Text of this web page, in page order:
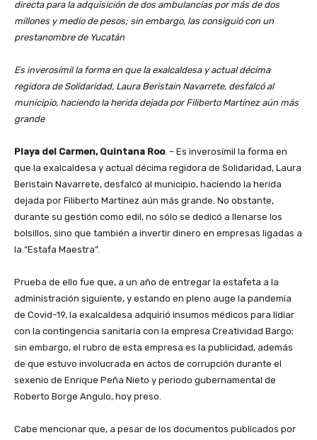
directa para la adquisición de dos ambulancias por más de dos
millones y medio de pesos; sin embargo, las consiguió con un
prestanombre de Yucatán
Es inverosímil la forma en que la exalcaldesa y actual décima
regidora de Solidaridad, Laura Beristain Navarrete, desfalcó al
municipio, haciendo la herida dejada por Filiberto Martínez aún más
grande
Playa del Carmen, Quintana Roo. – Es inverosímil la forma en
que la exalcaldesa y actual décima regidora de Solidaridad, Laura
Beristain Navarrete, desfalcó al municipio, haciendo la herida
dejada por Filiberto Martínez aún más grande. No obstante,
durante su gestión como edil, no sólo se dedicó a llenarse los
bolsillos, sino que también a invertir dinero en empresas ligadas a
la “Estafa Maestra”.
Prueba de ello fue que, a un año de entregar la estafeta a la
administración siguiente, y estando en pleno auge la pandemia
de Covid-19, la exalcaldesa adquirió insumos médicos para lidiar
con la contingencia sanitaria con la empresa Creatividad Bargo;
sin embargo, el rubro de esta empresa es la publicidad, además
de que estuvo involucrada en actos de corrupción durante el
sexenio de Enrique Peña Nieto y periodo gubernamental de
Roberto Borge Angulo, hoy preso.
Cabe mencionar que, a pesar de los documentos publicados por